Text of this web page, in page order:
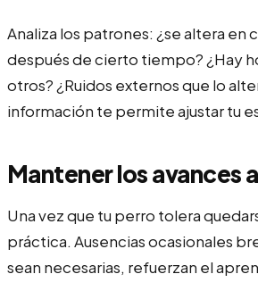
Analiza los patrones: ¿se altera en
después de cierto tiempo? ¿Hay
otros? ¿Ruidos externos que lo
información te permite ajustar tu
Mantener los avances
Una vez que tu perro tolera
práctica. Ausencias ocasionales
sean necesarias, refuerzan el